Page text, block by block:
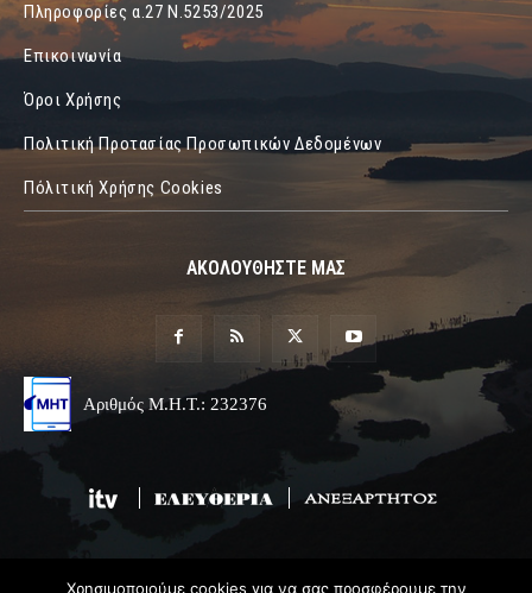
Πληροφορίες α.27 Ν.5253/2025
Επικοινωνία
Όροι Χρήσης
Πολιτική Προτασίας Προσωπικών Δεδομένων
Πόλιτική Χρήσης Cookies
ΑΚΟΛΟΥΘΗΣΤΕ ΜΑΣ
Αριθμός Μ.Η.Τ.: 232376
Χρησιμοποιούμε cookies για να σας προσφέρουμε την